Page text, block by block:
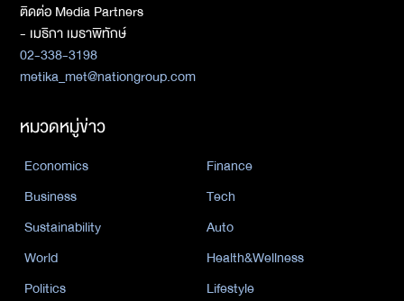
ติดต่อ Media Partners
- เมธิกา เมธาพิทักษ์
02-338-3198
metika_met@nationgroup.com
หมวดหมู่ข่าว
Economics
Finance
Business
Tech
Sustainability
Auto
World
Health&Wellness
Politics
Lifestyle